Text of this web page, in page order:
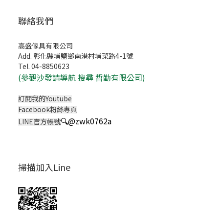
聯絡我們
高盛傢具有限公司
Add. 彰化縣埔鹽鄉南港村埔菜路4-1號
Tel. 04-8850623
(參觀沙發請導航 搜尋 哲勤有限公司)
訂閱我的Youtube
Facebook粉絲專頁
LINE官方帳號🔍@zwk0762a
掃描加入Line